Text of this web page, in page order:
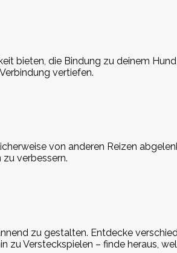
bieten, die Bindung zu deinem
vertiefen.
von anderen Reizen
verbessern.
zu gestalten. Entdecke
zu Versteckspielen – finde heraus,